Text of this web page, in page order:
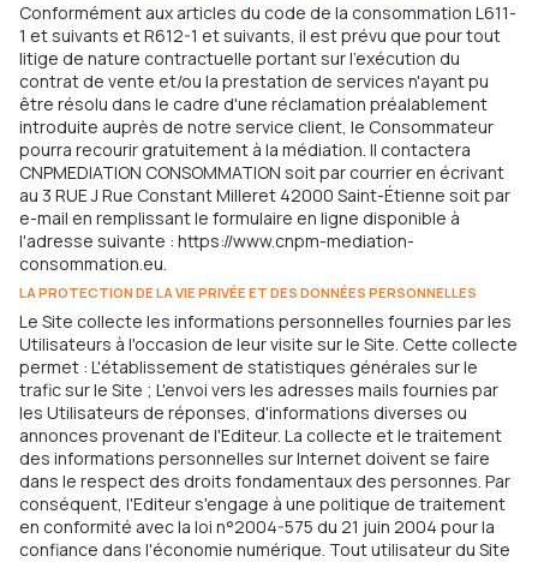
Conformément aux articles du code de la consommation L611-
1 et suivants et R612-1 et suivants, il est prévu que pour tout
litige de nature contractuelle portant sur l'exécution du
contrat de vente et/ou la prestation de services n'ayant pu
être résolu dans le cadre d'une réclamation préalablement
introduite auprès de notre service client, le Consommateur
pourra recourir gratuitement à la médiation. Il contactera
CNPMEDIATION CONSOMMATION soit par courrier en écrivant
au 3 RUE J Rue Constant Milleret 42000 Saint-Étienne soit par
e-mail en remplissant le formulaire en ligne disponible à
l'adresse suivante : https://www.cnpm-mediation-
consommation.eu.
LA PROTECTION DE LA VIE PRIVÉE ET DES DONNÉES PERSONNELLES
Le Site collecte les informations personnelles fournies par les
Utilisateurs à l'occasion de leur visite sur le Site. Cette collecte
permet : L'établissement de statistiques générales sur le
trafic sur le Site ; L'envoi vers les adresses mails fournies par
les Utilisateurs de réponses, d'informations diverses ou
annonces provenant de l'Editeur. La collecte et le traitement
des informations personnelles sur Internet doivent se faire
dans le respect des droits fondamentaux des personnes. Par
conséquent, l'Editeur s'engage à une politique de traitement
en conformité avec la loi n°2004-575 du 21 juin 2004 pour la
confiance dans l'économie numérique. Tout utilisateur du Site